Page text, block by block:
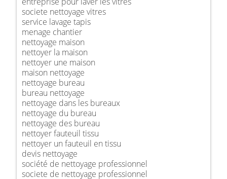
societe nettoyage vitres
service lavage tapis
menage chantier
nettoyage maison
nettoyer la maison
nettoyer une maison
maison nettoyage
nettoyage bureau
bureau nettoyage
nettoyage dans les bureaux
nettoyage du bureau
nettoyage des bureau
nettoyer fauteuil tissu
nettoyer un fauteuil en tissu
devis nettoyage
société de nettoyage professionnel
societe de nettoyage professionnel